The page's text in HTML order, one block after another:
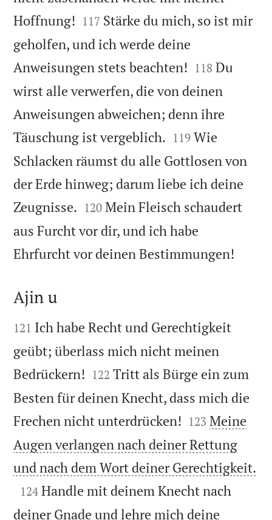
Hoffnung! 

117 Stärke du mich, so ist mir
geholfen, und ich werde deine
Anweisungen stets beachten! 

118 Du
wirst alle verwerfen, die von deinen
Anweisungen abweichen; denn ihre
Täuschung ist vergeblich. 

119 Wie
Schlacken räumst du alle Gottlosen von
der Erde hinweg; darum liebe ich deine
Zeugnisse. 

120 Mein Fleisch schaudert
aus Furcht vor dir, und ich habe
Ehrfurcht vor deinen Bestimmungen!

Ajin u

121 Ich habe Recht und Gerechtigkeit
geübt; überlass mich nicht meinen
Bedrückern! 

122 Tritt als Bürge ein zum
Besten für deinen Knecht, dass mich die
Frechen nicht unterdrücken! 

123 Meine
Augen verlangen nach deiner Rettung
und nach dem Wort deiner Gerechtigkeit.

124 Handle mit deinem Knecht nach
deiner Gnade und lehre mich deine